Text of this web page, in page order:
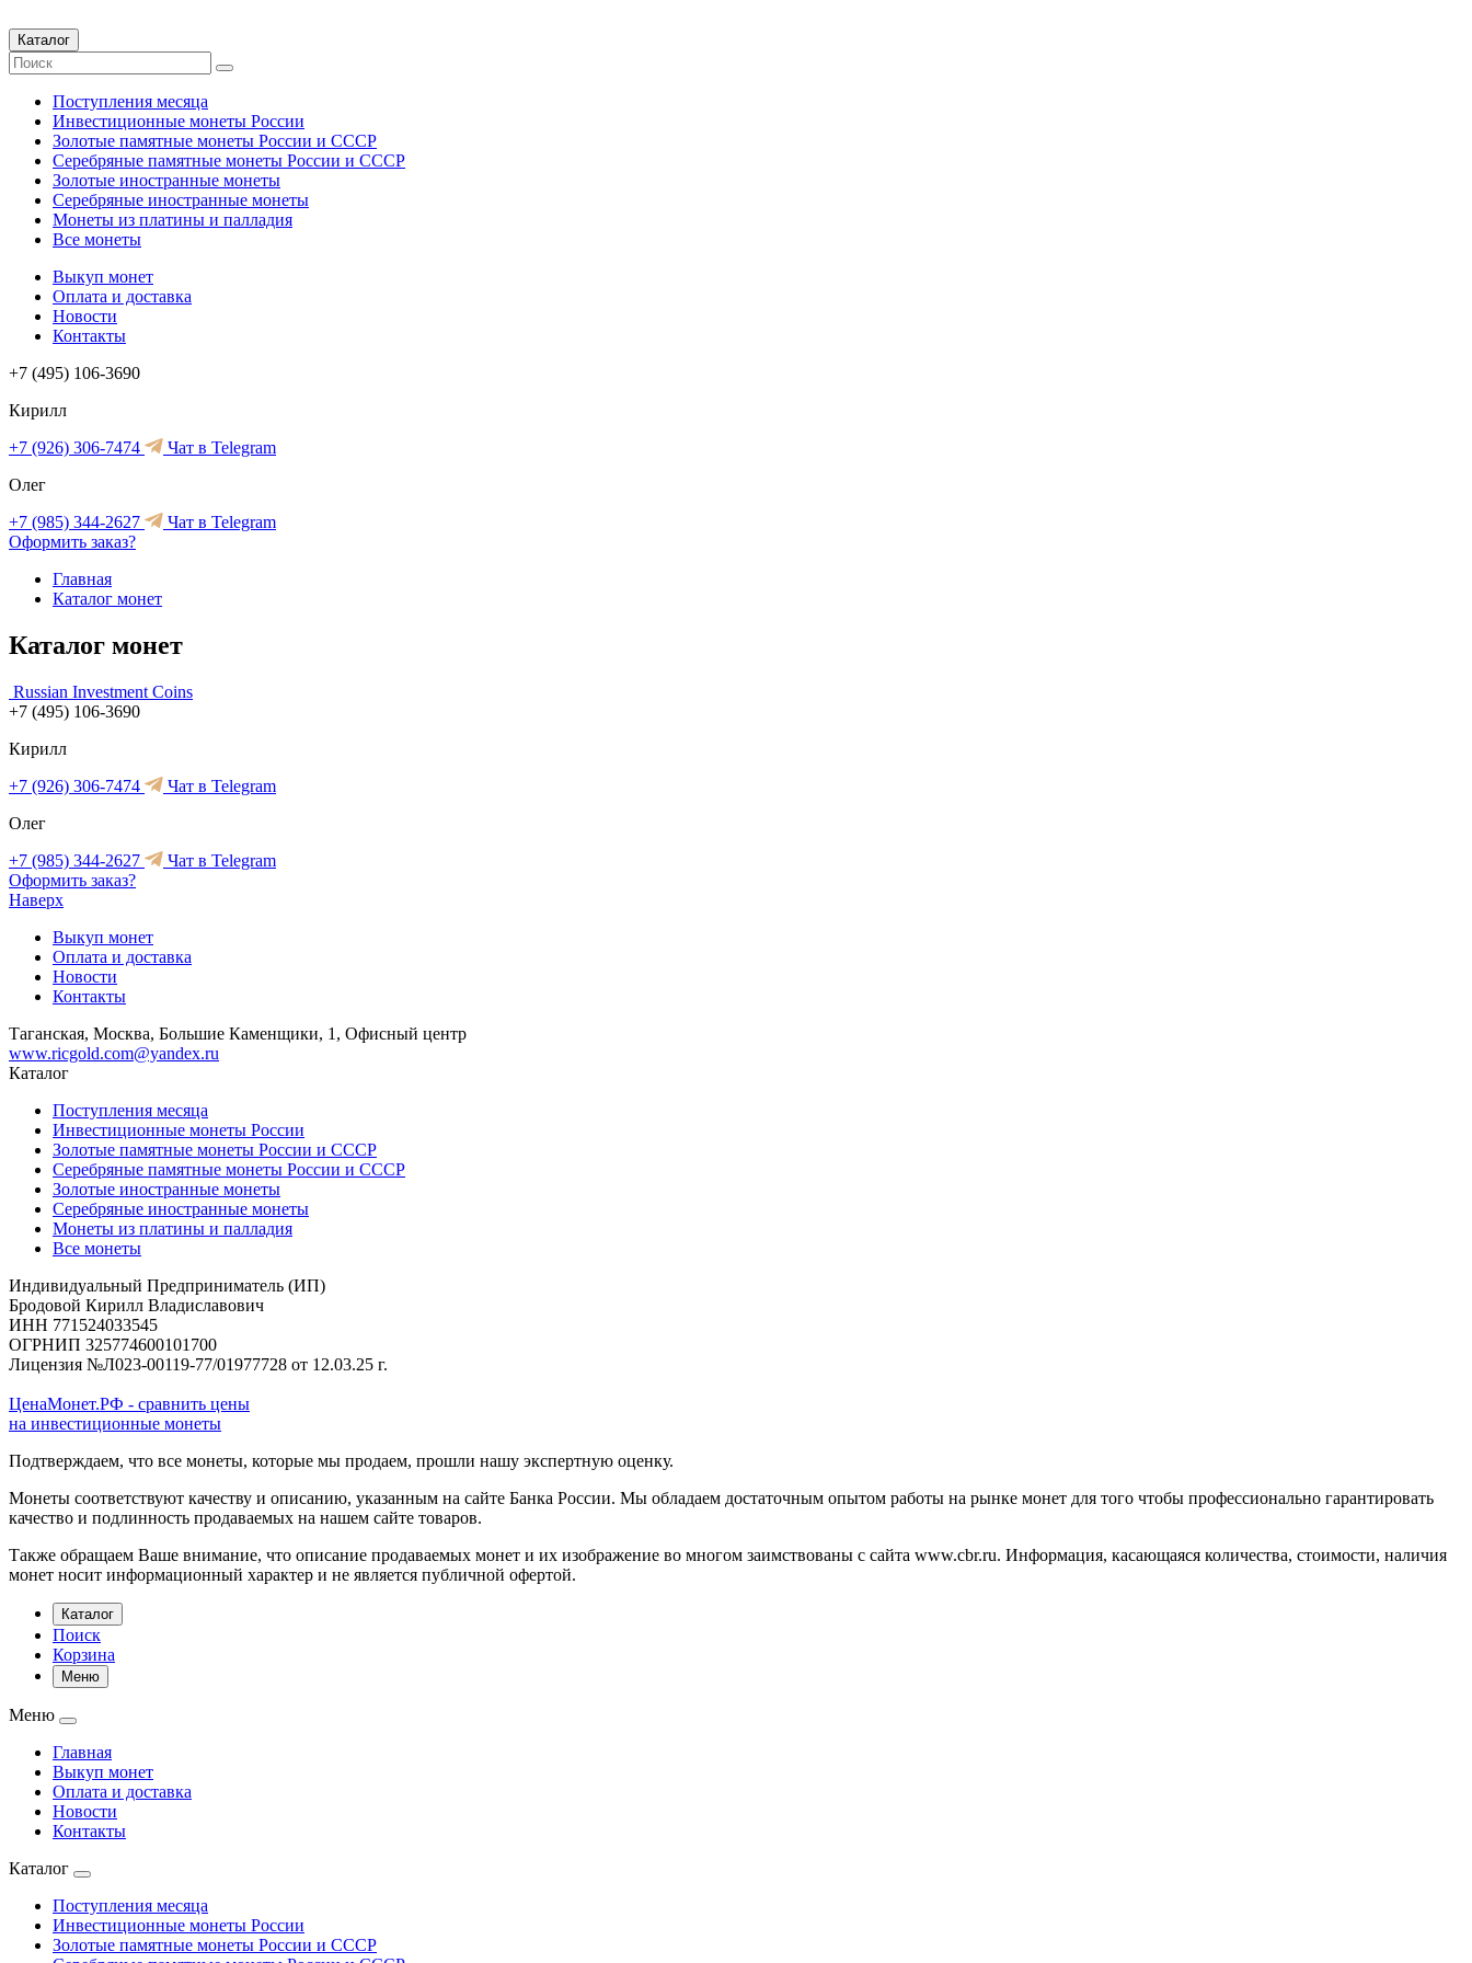
Каталог
Поступления месяца
Инвестиционные монеты России
Золотые памятные монеты России и СССР
Серебряные памятные монеты России и СССР
Золотые иностранные монеты
Серебряные иностранные монеты
Монеты из платины и палладия
Все монеты
Выкуп монет
Оплата и доставка
Новости
Контакты
+7 (495) 106-3690
Кирилл
+7 (926) 306-7474
Чат в Telegram
Олег
+7 (985) 344-2627
Чат в Telegram
Оформить заказ?
Главная
Каталог монет
Каталог монет
Russian Investment Coins
+7 (495) 106-3690
Кирилл
+7 (926) 306-7474
Чат в Telegram
Олег
+7 (985) 344-2627
Чат в Telegram
Оформить заказ?
Наверх
Выкуп монет
Оплата и доставка
Новости
Контакты
Таганская, Москва, Большие Каменщики, 1, Офисный центр
www.ricgold.com@yandex.ru
Каталог
Поступления месяца
Инвестиционные монеты России
Золотые памятные монеты России и СССР
Серебряные памятные монеты России и СССР
Золотые иностранные монеты
Серебряные иностранные монеты
Монеты из платины и палладия
Все монеты
Индивидуальный Предприниматель (ИП)
Бродовой Кирилл Владиславович
ИНН 771524033545
ОГРНИП 325774600101700
Лицензия №Л023-00119-77/01977728 от 12.03.25 г.
ЦенаМонет.РФ - сравнить цены
на инвестиционные монеты
Подтверждаем, что все монеты, которые мы продаем, прошли нашу экспертную оценку.
Монеты соответствуют качеству и описанию, указанным на сайте Банка России. Мы обладаем достаточным опытом работы на рынке монет для того чтобы профессионально гарантировать
качество и подлинность продаваемых на нашем сайте товаров.
Также обращаем Ваше внимание, что описание продаваемых монет и их изображение во многом заимствованы с сайта www.cbr.ru. Информация, касающаяся количества, стоимости, наличия
монет носит информационный характер и не является публичной офертой.
Каталог
Поиск
Корзина
Меню
Меню
Главная
Выкуп монет
Оплата и доставка
Новости
Контакты
Каталог
Поступления месяца
Инвестиционные монеты России
Золотые памятные монеты России и СССР